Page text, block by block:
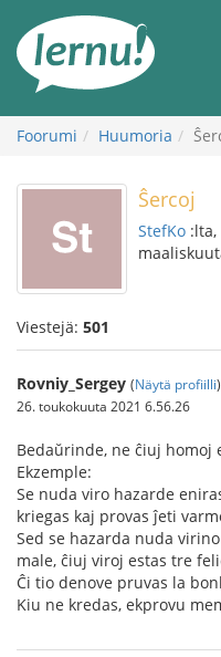
sisältöön
Foorumi Huumoria
Ŝercoj
StefKo :lta,
Viestejä: 501
Rovniy_Sergey (Näytä profiilli)
26. toukokuuta 2021 6.56.26
Bedaŭrinde, ne ĉiuj homoj
Ekzemple:
Se nuda viro hazarde
kriegas kaj provas ĵeti
Sed se hazarda nuda
male, ĉiuj viroj estas tre
Ĉi tio denove pruvas la
Kiu ne kredas, ekprovu